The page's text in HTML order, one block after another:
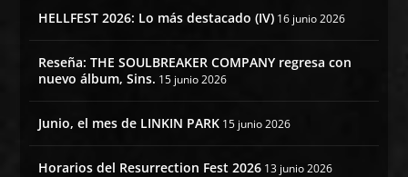
HELLFEST 2026: Lo más destacado (IV) 16 junio 2026
Reseña: THE SOULBREAKER COMPANY regresa con
nuevo álbum, Sins. 15 junio 2026
Junio, el mes de LINKIN PARK 15 junio 2026
Horarios del Resurrection Fest 2026 13 junio 2026